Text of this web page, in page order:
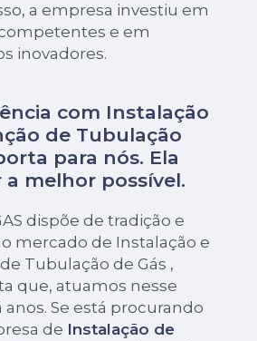
a empresa investiu em
e em
inovadores.
com Instalação
de Tubulação
para nós. Ela
a melhor possível.
dispõe de tradição e
mercado de Instalação e
Tubulação de Gás ,
que, atuamos nesse
Se está procurando
de Instalação de